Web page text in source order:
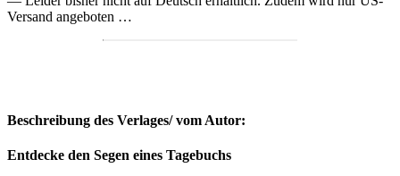
Versand angeboten …
Beschreibung des Verlages/ vom Autor:
Entdecke den Segen eines Tagebuchs